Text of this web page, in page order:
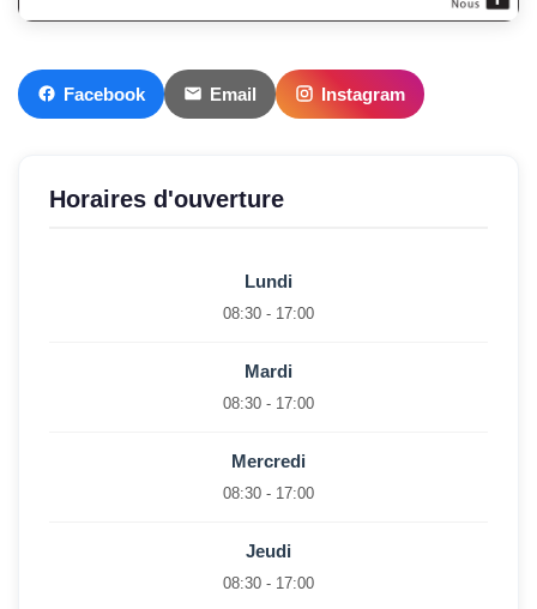
Facebook Email Instagram
Horaires d'ouverture
Lundi
08:30 - 17:00
Mardi
08:30 - 17:00
Mercredi
08:30 - 17:00
Jeudi
08:30 - 17:00